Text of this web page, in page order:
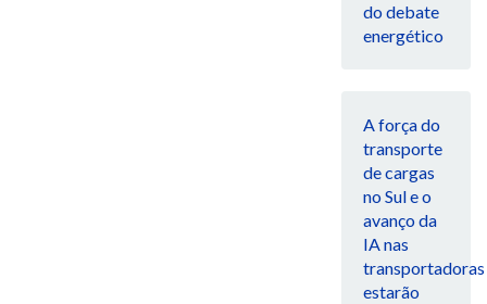
do debate
energético
A força do
transporte
de cargas
no Sul e o
avanço da
IA nas
transportadoras
estarão